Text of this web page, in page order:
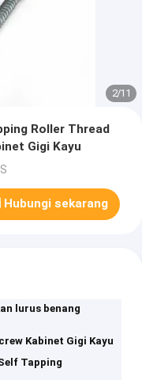
2/11
Roller Thread
Gigi Kayu
Hubungi sekarang
lurus benang
Kabinet Gigi Kayu
Tapping